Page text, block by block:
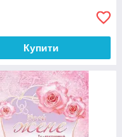
Купити